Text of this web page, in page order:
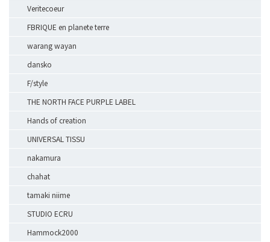
Veritecoeur
FBRIQUE en planete terre
warang wayan
dansko
F/style
THE NORTH FACE PURPLE LABEL
Hands of creation
UNIVERSAL TISSU
nakamura
chahat
tamaki niime
STUDIO ECRU
Hammock2000